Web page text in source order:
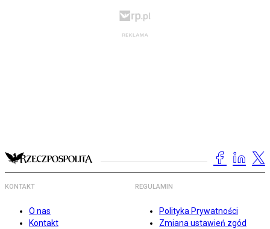
KONTAKT
O nas
Kontakt
REGULAMIN
Polityka Prywatności
Zmiana ustawień zgód